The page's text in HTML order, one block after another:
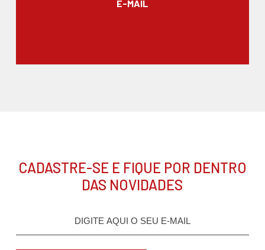
E-MAIL
CADASTRE-SE E FIQUE POR DENTRO
DAS NOVIDADES